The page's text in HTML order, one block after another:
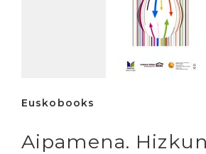
Euskobooks
Aipamena.